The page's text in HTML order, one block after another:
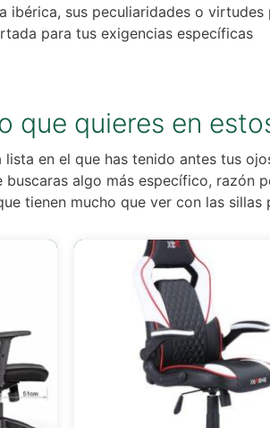
ibérica, sus peculiaridades o
para tus exigencias específicas
que quieres en
en el que has tenido antes tus
buscaras algo más específico, razón
tienen mucho que ver con las